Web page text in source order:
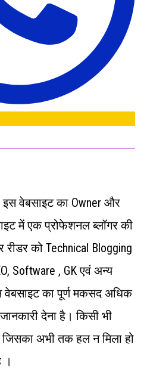
इस वेबसाइट का Owner और
में एक प्रोफेशनल ब्लॉगर की
रीडर को Technical Blogging
Software , GK एवं अन्‍य
वेबसाइट का पूर्ण मकसद अधिक
देना है। किसी भी
अभी तक हल न मिला हो
।